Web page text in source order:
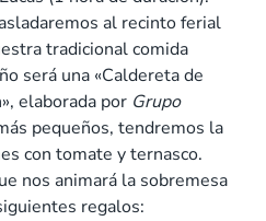
al recinto ferial
tradicional comida
será una «Caldereta de
elaborada por Grupo
pequeños, tendremos la
con tomate y ternasco.
nos animará la sobremesa
regalos: